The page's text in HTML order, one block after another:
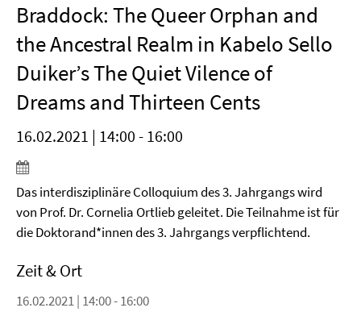
Braddock: The Queer Orphan and
the Ancestral Realm in Kabelo Sello
Duiker’s The Quiet Vilence of
Dreams and Thirteen Cents
16.02.2021 | 14:00 - 16:00
Das interdisziplinäre Colloquium des 3. Jahrgangs wird
von Prof. Dr. Cornelia Ortlieb geleitet. Die Teilnahme ist für
die Doktorand*innen des 3. Jahrgangs verpflichtend.
Zeit & Ort
16.02.2021 | 14:00 - 16:00